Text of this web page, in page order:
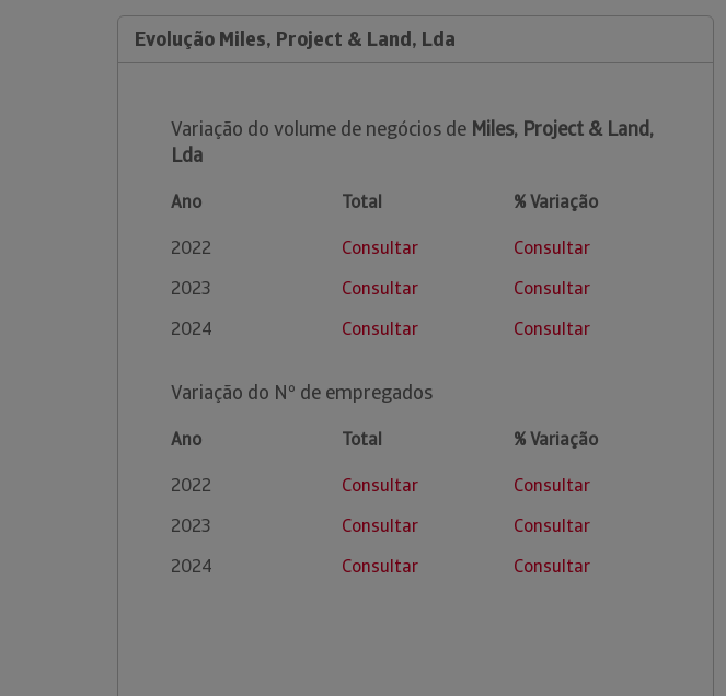
Evolução Miles, Project & Land, Lda
Variação do volume de negócios de Miles, Project & Land,
Lda
Ano Total
% Variação
2022
Consultar
Consultar
2023
Consultar
Consultar
2024
Consultar Consultar
Variação do Nº de empregados
Ano Total
% Variação
2022
Consultar
Consultar
2023
Consultar
Consultar
2024
Consultar Consultar